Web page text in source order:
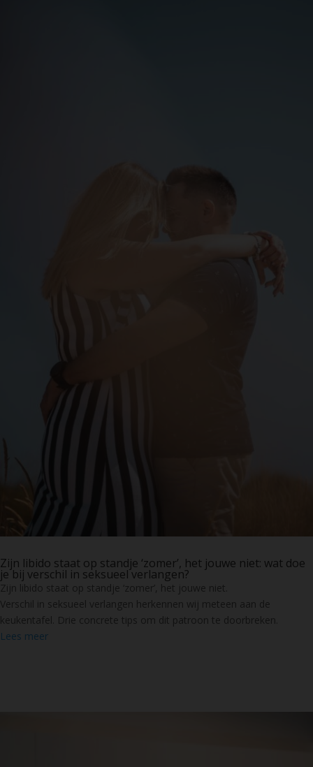
Zijn libido staat op standje ‘zomer’, het jouwe niet: wat doe
je bij verschil in seksueel verlangen?
Zijn libido staat op standje ‘zomer’, het jouwe niet.
Verschil in seksueel verlangen herkennen wij meteen aan de
keukentafel. Drie concrete tips om dit patroon te doorbreken.
Lees meer